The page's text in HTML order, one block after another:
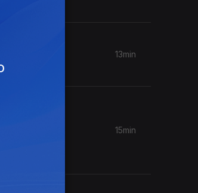
13min
15min